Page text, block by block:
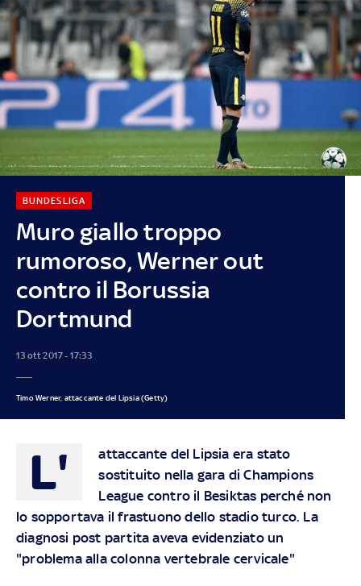
Muro giallo troppo
rumoroso, Werner out
contro il Borussia
Dortmund
BUNDESLIGA
13 ott 2017 - 17:33
Timo Werner, attaccante del Lipsia (Getty)
L'
attaccante del Lipsia era stato
sostituito nella gara di Champions
League contro il Besiktas perché non
lo sopportava il frastuono dello stadio turco. La
diagnosi post partita aveva evidenziato un
"problema alla colonna vertebrale cervicale"